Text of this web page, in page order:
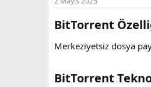
B
a
l
a
ı
t
i
BitTorrent
Merkeziyetsiz dosya
BitTorrent